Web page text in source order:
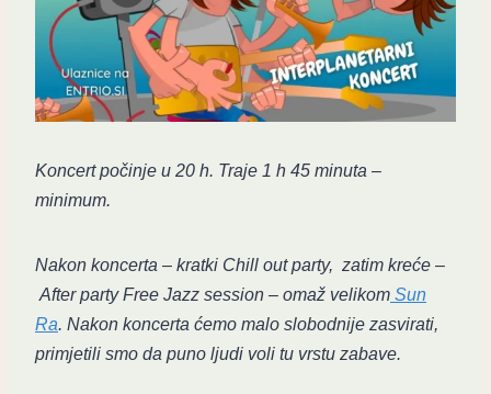
Koncert počinje u 20 h. Traje 1 h 45 minuta –
minimum.
Nakon koncerta – kratki Chill out party, zatim kreće –
After party Free Jazz session – omaž velikom Sun
Ra. Nakon koncerta ćemo malo slobodnije zasvirati,
primjetili smo da puno ljudi voli tu vrstu zabave.